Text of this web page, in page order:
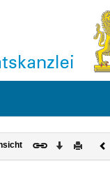
Download
Drucken